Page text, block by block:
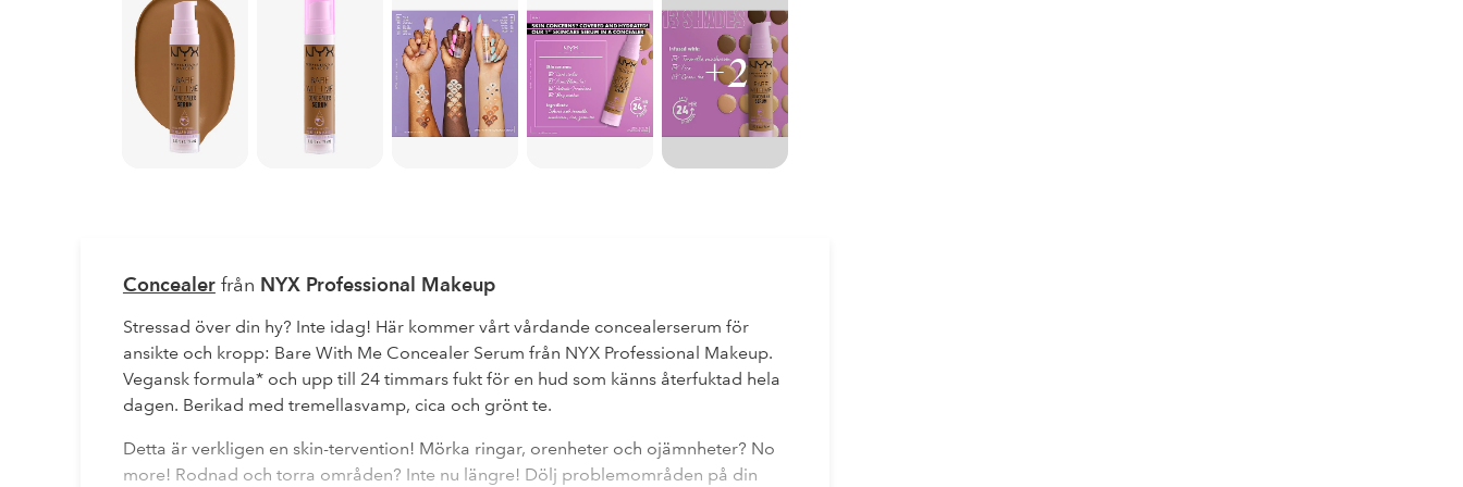
+2
Concealerfrån NYX Professional Makeup
Stressad över din hy? Inte idag! Här kommer vårt vårdande concealerserum för
ansikte och kropp: Bare With Me Concealer Serum från NYX Professional Makeup.
Vegansk formula* och upp till 24 timmars fukt för en hud som känns återfuktad hela
dagen. Berikad med tremellasvamp, cica och grönt te.
Detta är verkligen en skin-tervention! Mörka ringar, orenheter och ojämnheter? No
more! Rodnad och torra områden? Inte nu längre! Dölj problemområden på din